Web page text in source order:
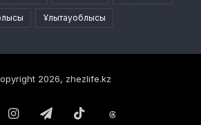
Ұлытауоблысы
2026, zhezlife.kz
InstagramTelegramTikTok